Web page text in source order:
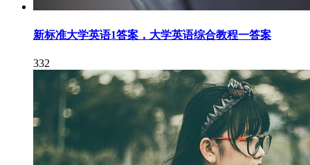
新标准大学英语1答案，大学英语综合教程一答案
332